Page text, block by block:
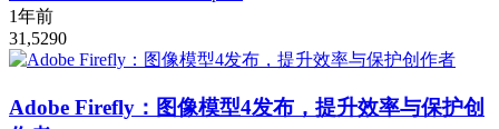
1年前
31,5290
Adobe Firefly：图像模型4发布，提升效率与保护创